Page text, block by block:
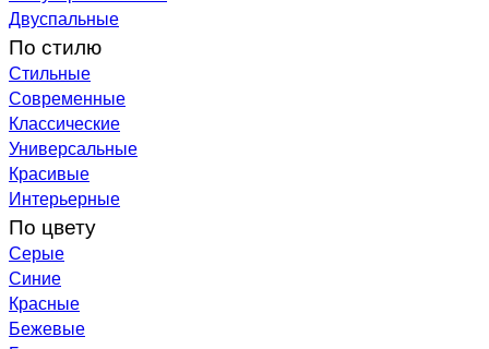
Двуспальные
По стилю
Стильные
Современные
Классические
Универсальные
Красивые
Интерьерные
По цвету
Серые
Синие
Красные
Бежевые